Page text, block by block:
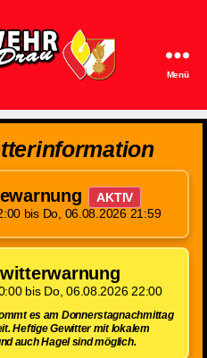
Spittal/Drau
Menü
AKTIV
bis Do, 06.08.2026 21:59
bis Do, 06.08.2026 22:00
es am Donnerstagnachmittag
Heftige Gewitter mit lokalem
auch Hagel sind möglich.